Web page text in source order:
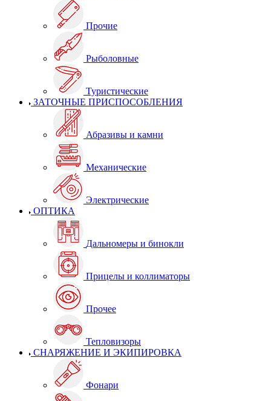
Прочие
Рыболовные
Туристические
ЗАТОЧНЫЕ ПРИСПОСОБЛЕНИЯ
Абразивы и камни
Механические
Электрические
ОПТИКА
Дальномеры и бинокли
Прицелы и коллиматоры
Прочее
Тепловизоры
СНАРЯЖЕНИЕ И ЭКИПИРОВКА
Фонари